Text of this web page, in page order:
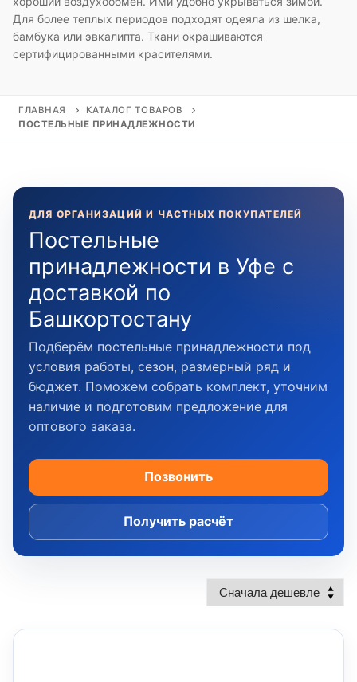
Для более теплых периодов подходят одеяла из шелка,
бамбука или эвкалипта. Ткани окрашиваются
сертифицированными красителями.
ГЛАВНАЯ
КАТАЛОГ ТОВАРОВ
ПОСТЕЛЬНЫЕ ПРИНАДЛЕЖНОСТИ
ДЛЯ ОРГАНИЗАЦИЙ И ЧАСТНЫХ ПОКУПАТЕЛЕЙ
Постельные
принадлежности в Уфе с
доставкой по
Башкортостану
Подберём постельные принадлежности под
условия работы, сезон, размерный ряд и
бюджет. Поможем собрать комплект, уточним
наличие и подготовим предложение для
оптового заказа.
Позвонить
Получить расчёт